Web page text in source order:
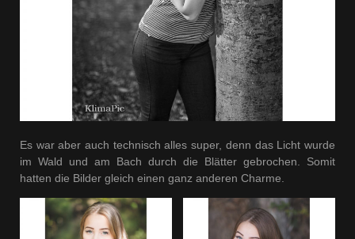
Es war aber auch technisch alles super, denn das Licht wurde
im Wald und am Bach durch die Blätter gebrochen. Somit
hatten die Bilder gleich einen ganz anderen Charme.